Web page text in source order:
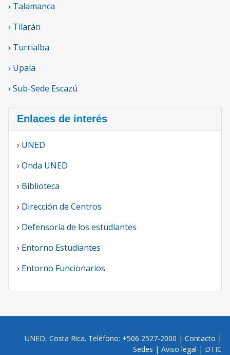
› Talamanca
› Tilarán
› Turrialba
› Upala
› Sub-Sede Escazú
Enlaces de interés
› UNED
› Onda UNED
› Biblioteca
› Dirección de Centros
› Defensoría de los estudiantes
› Entorno Estudiantes
› Entorno Funcionarios
UNED, Costa Rica. Teléfono: +506 2527-2000 | Contacto |
Sedes | Aviso legal | DTIC